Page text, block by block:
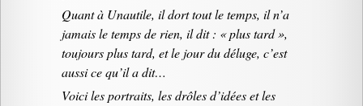
Quant à Unautile, il dort tout le temps, il n’a
jamais le temps de rien, il dit : « plus tard »,
toujours plus tard, et le jour du déluge, c’est
aussi ce qu’il a dit…
Voici les portraits, les drôles d’idées et les